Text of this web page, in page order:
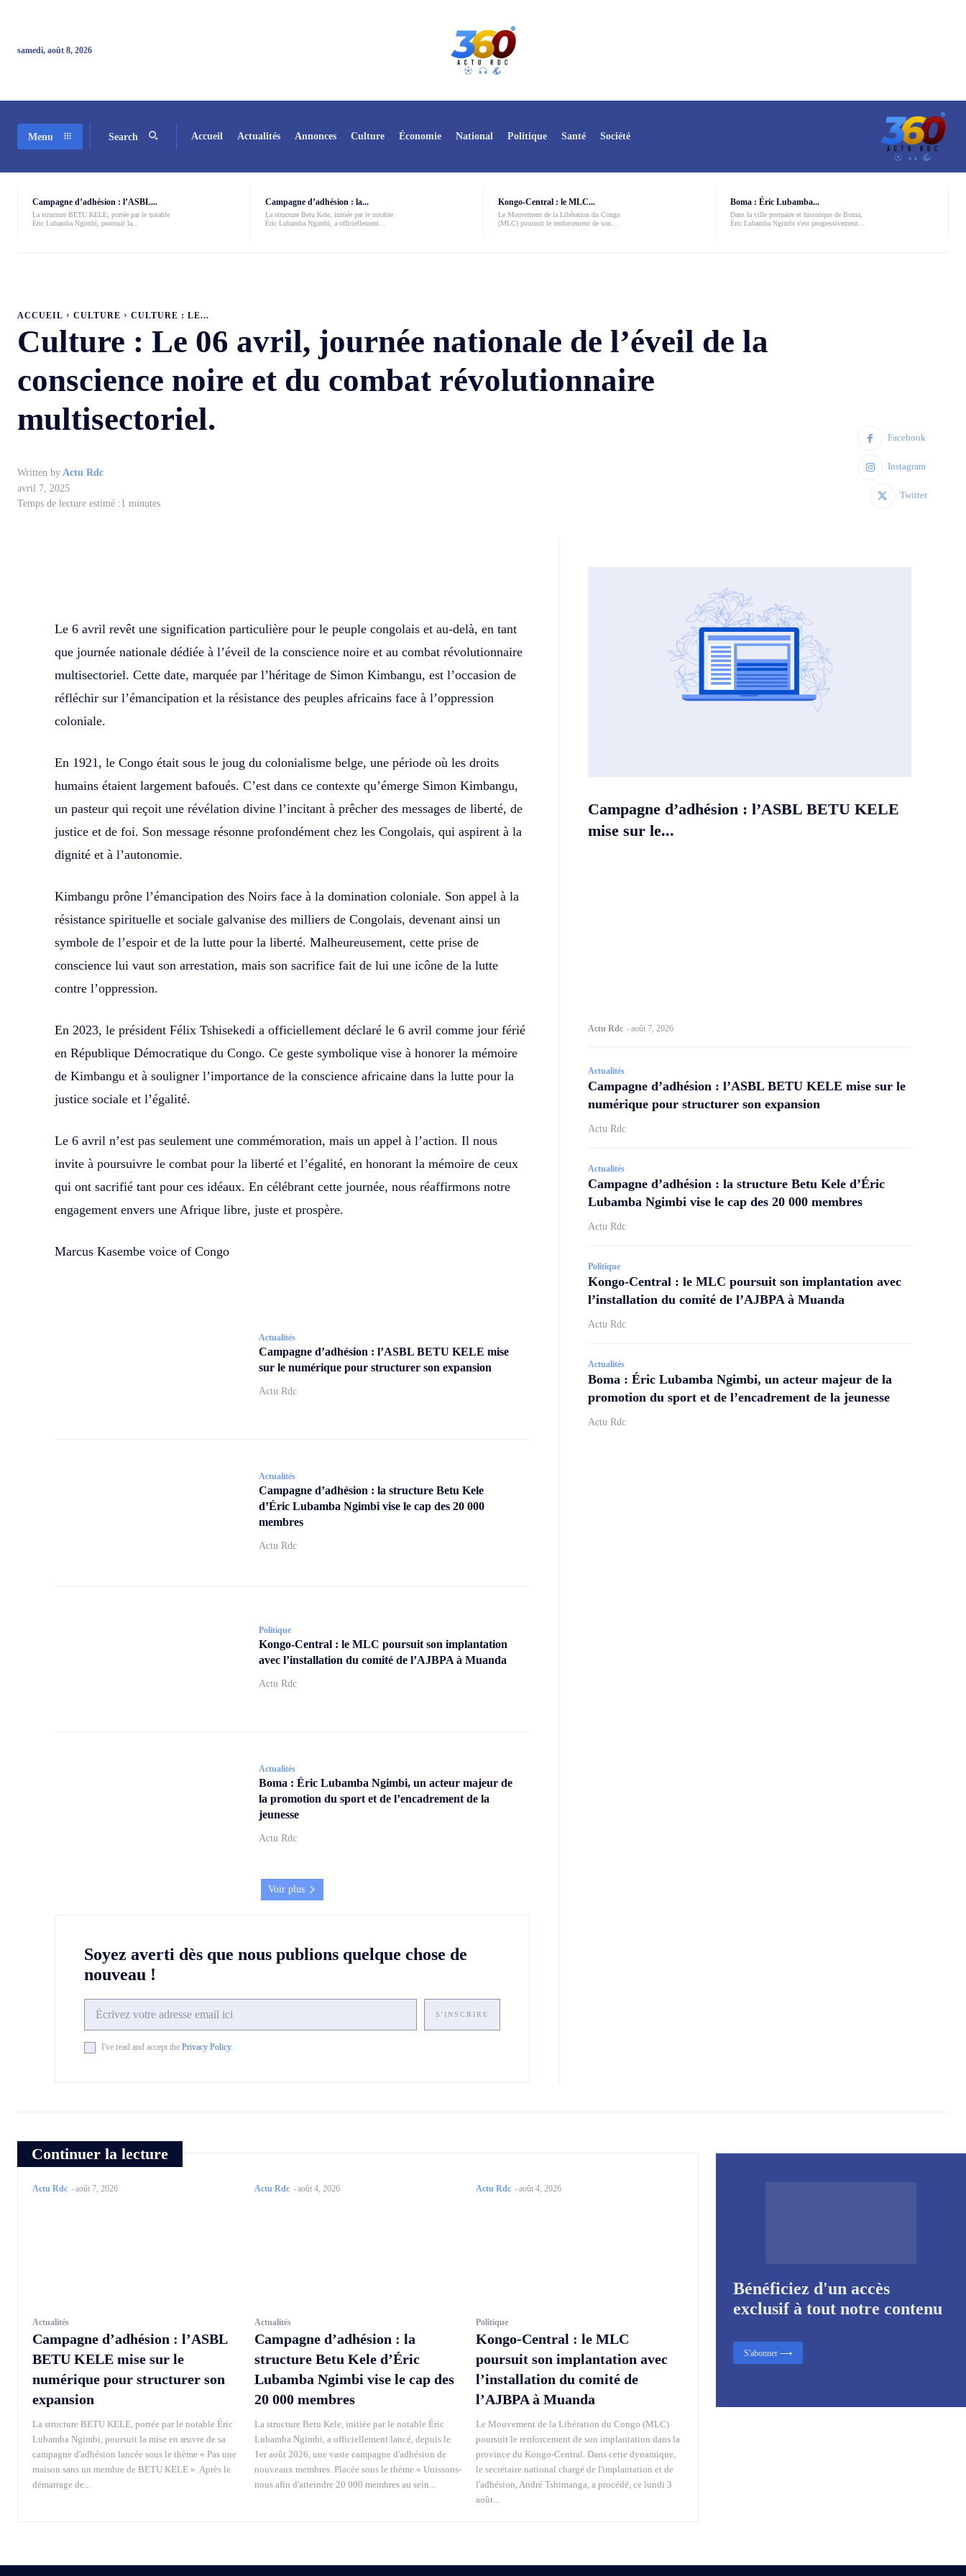
samedi, août 8, 2026
Menu Search Accueil Actualités Annonces Culture Économie National Politique Santé Société
Campagne d’adhésion : l’ASBL...
La structure BETU KELE, portée par le notable
Éric Lubamba Ngimbi, poursuit la...
Campagne d’adhésion : la...
La structure Betu Kele, initiée par le notable
Éric Lubamba Ngimbi, a officiellement...
Kongo-Central : le MLC...
Le Mouvement de la Libération du Congo
(MLC) poursuit le renforcement de son...
Boma : Éric Lubamba...
Dans la ville portuaire et historique de Boma,
Éric Lubamba Ngimbi s'est progressivement...
ACCUEIL CULTURE CULTURE : LE...
Culture : Le 06 avril, journée nationale de l’éveil de la
conscience noire et du combat révolutionnaire
multisectoriel.
Written by Actu Rdc
avril 7, 2025
Temps de lecture estimé :1 minutes
Facebook
Instagram
Twitter
Le 6 avril revêt une signification particulière pour le peuple congolais et au-delà, en tant
que journée nationale dédiée à l’éveil de la conscience noire et au combat révolutionnaire
multisectoriel. Cette date, marquée par l’héritage de Simon Kimbangu, est l’occasion de
réfléchir sur l’émancipation et la résistance des peuples africains face à l’oppression
coloniale.
En 1921, le Congo était sous le joug du colonialisme belge, une période où les droits
humains étaient largement bafoués. C’est dans ce contexte qu’émerge Simon Kimbangu,
un pasteur qui reçoit une révélation divine l’incitant à prêcher des messages de liberté, de
justice et de foi. Son message résonne profondément chez les Congolais, qui aspirent à la
dignité et à l’autonomie.
Kimbangu prône l’émancipation des Noirs face à la domination coloniale. Son appel à la
résistance spirituelle et sociale galvanise des milliers de Congolais, devenant ainsi un
symbole de l’espoir et de la lutte pour la liberté. Malheureusement, cette prise de
conscience lui vaut son arrestation, mais son sacrifice fait de lui une icône de la lutte
contre l’oppression.
En 2023, le président Félix Tshisekedi a officiellement déclaré le 6 avril comme jour férié
en République Démocratique du Congo. Ce geste symbolique vise à honorer la mémoire
de Kimbangu et à souligner l’importance de la conscience africaine dans la lutte pour la
justice sociale et l’égalité.
Le 6 avril n’est pas seulement une commémoration, mais un appel à l’action. Il nous
invite à poursuivre le combat pour la liberté et l’égalité, en honorant la mémoire de ceux
qui ont sacrifié tant pour ces idéaux. En célébrant cette journée, nous réaffirmons notre
engagement envers une Afrique libre, juste et prospère.
Marcus Kasembe voice of Congo
Actualités
Campagne d’adhésion : l’ASBL BETU KELE mise
sur le numérique pour structurer son expansion
Actu Rdc
Actualités
Campagne d’adhésion : la structure Betu Kele
d’Éric Lubamba Ngimbi vise le cap des 20 000
membres
Actu Rdc
Politique
Kongo-Central : le MLC poursuit son implantation
avec l’installation du comité de l’AJBPA à Muanda
Actu Rdc
Actualités
Boma : Éric Lubamba Ngimbi, un acteur majeur de
la promotion du sport et de l’encadrement de la
jeunesse
Actu Rdc
Voir plus
Soyez averti dès que nous publions quelque chose de
nouveau !
S'INSCRIRE
I've read and accept the Privacy Policy.
Campagne d’adhésion : l’ASBL BETU KELE
mise sur le...
Actu Rdc -août 7, 2026
Actualités
Campagne d’adhésion : l’ASBL BETU KELE mise sur le
numérique pour structurer son expansion
Actu Rdc
Actualités
Campagne d’adhésion : la structure Betu Kele d’Éric
Lubamba Ngimbi vise le cap des 20 000 membres
Actu Rdc
Politique
Kongo-Central : le MLC poursuit son implantation avec
l’installation du comité de l’AJBPA à Muanda
Actu Rdc
Actualités
Boma : Éric Lubamba Ngimbi, un acteur majeur de la
promotion du sport et de l’encadrement de la jeunesse
Actu Rdc
Continuer la lecture
Actu Rdc -août 7, 2026
Actualités
Campagne d’adhésion : l’ASBL
BETU KELE mise sur le
numérique pour structurer son
expansion
La structure BETU KELE, portée par le notable Éric
Lubamba Ngimbi, poursuit la mise en œuvre de sa
campagne d'adhésion lancée sous le thème « Pas une
maison sans un membre de BETU KELE ». Après le
démarrage de...
Actu Rdc -août 4, 2026
Actualités
Campagne d’adhésion : la
structure Betu Kele d’Éric
Lubamba Ngimbi vise le cap des
20 000 membres
La structure Betu Kele, initiée par le notable Éric
Lubamba Ngimbi, a officiellement lancé, depuis le
1er août 2026, une vaste campagne d'adhésion de
nouveaux membres. Placée sous le thème « Unissons-
nous afin d'atteindre 20 000 membres au sein...
Actu Rdc -août 4, 2026
Politique
Kongo-Central : le MLC
poursuit son implantation avec
l’installation du comité de
l’AJBPA à Muanda
Le Mouvement de la Libération du Congo (MLC)
poursuit le renforcement de son implantation dans la
province du Kongo-Central. Dans cette dynamique,
le secrétaire national chargé de l'implantation et de
l'adhésion, André Tshimanga, a procédé, ce lundi 3
août...
Bénéficiez d'un accès
exclusif à tout notre contenu
S'abonner ⟶